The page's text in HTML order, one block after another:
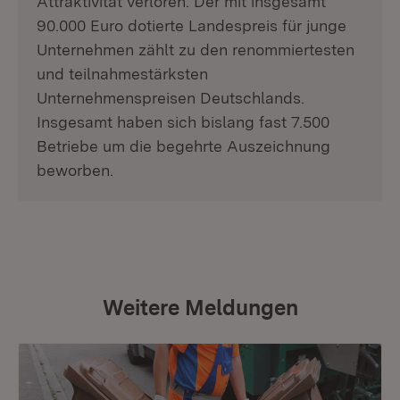
90.000 Euro dotierte Landespreis für junge
Unternehmen zählt zu den renommiertesten
und teilnahmestärksten
Unternehmenspreisen Deutschlands.
Insgesamt haben sich bislang fast 7.500
Betriebe um die begehrte Auszeichnung
beworben.
Weitere Meldungen